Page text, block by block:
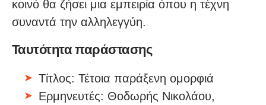
κοινό θα ζήσει μια εμπειρία όπου η τέχνη
συναντά την αλληλεγγύη.
Ταυτότητα παράστασης
Τίτλος: Τέτοια παράξενη ομορφιά
Ερμηνευτές: Θοδωρής Νικολάου,